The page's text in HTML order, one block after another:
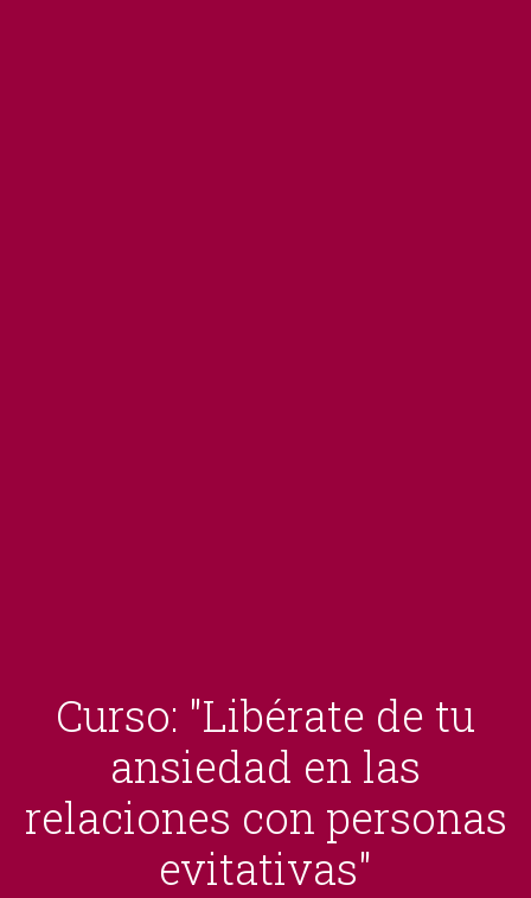
Curso: "Libérate de tu
ansiedad en las
relaciones con personas
evitativas"